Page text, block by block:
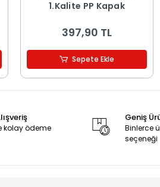
1.Kalite PP Kapak
397,90 TL
Sepete Ekle
kolay ödeme
Geniş
Binlerce
seçeneği